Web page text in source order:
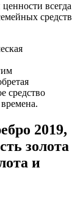
всегда
средств
средство
2019,
золота
и